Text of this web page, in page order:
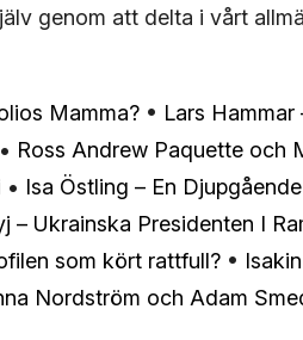
genom att delta i vårt
Mamma? • Lars
• Ross Andrew Paquette och
• Isa Östling – En
– Ukrainska Presidenten I
som kört rattfull? •
Nordström och Adam